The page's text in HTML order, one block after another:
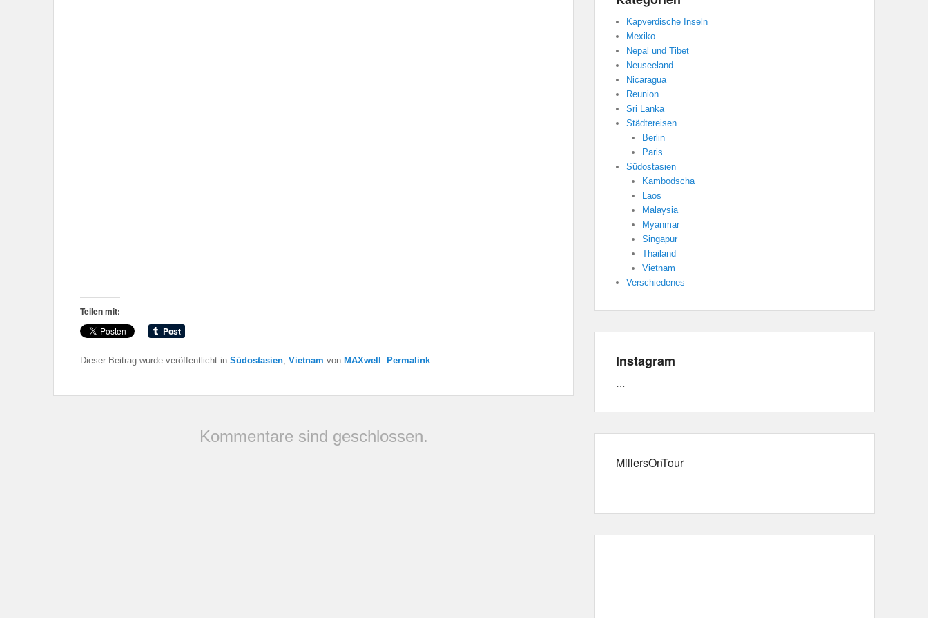
Teilen mit:
Dieser Beitrag wurde veröffentlicht in Südostasien Vietnam von MAXwell Permalink
Kommentare sind geschlossen.
Kapverdische Inseln
Mexiko
Nepal und Tibet
Neuseeland
Nicaragua
Reunion
Sri Lanka
Städtereisen
Berlin
Paris
Südostasien
Kambodscha
Laos
Malaysia
Myanmar
Singapur
Thailand
Vietnam
Verschiedenes
Instagram
MillersOnTour